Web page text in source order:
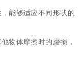
能够适应不同形状的
物体摩擦时的磨损，